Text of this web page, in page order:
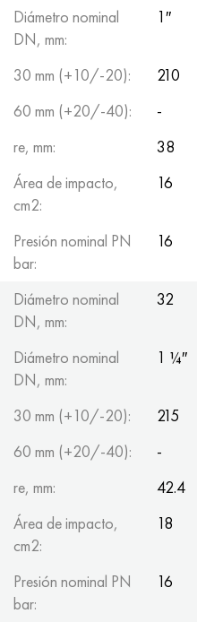
Diámetro nominal
DN, mm:
1″
30 mm (+10/-20):
210
60 mm (+20/-40):
-
re, mm:
38
Área de impacto,
cm2:
16
Presión nominal PN
bar:
16
Diámetro nominal
DN, mm:
32
Diámetro nominal
DN, mm:
1 ¼″
30 mm (+10/-20):
215
60 mm (+20/-40):
-
re, mm:
42.4
Área de impacto,
cm2:
18
Presión nominal PN
bar:
16